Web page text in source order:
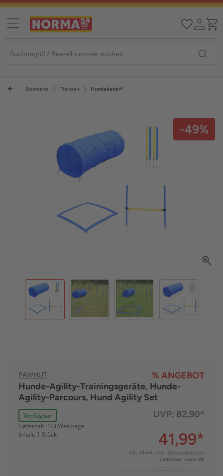
Startseite Tierwelt Hundebedarf
-49%
PAWHUT
% ANGEBOT
Hunde-Agility-Trainingsgeräte, Hunde-
Agility-Parcours, Hund Agility Set
Verfügbar
Lieferzeit: 1-3 Werktage
Inhalt: 1 Stück
UVP: 82,90*
41,99*
inkl. MwSt. zzgl. Versandkosten:
Lieferbar nach DE